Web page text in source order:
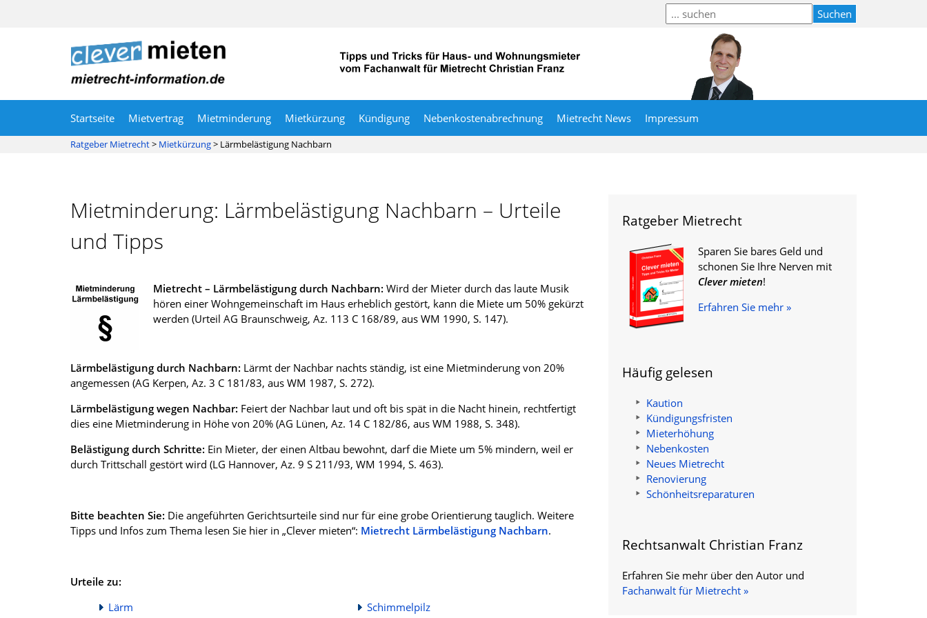
Startseite Mietvertrag Mietminderung Mietkürzung Kündigung Nebenkostenabrechnung Mietrecht News Impressum
Ratgeber Mietrecht> Mietkürzung> Lärmbelästigung Nachbarn
Mietminderung: Lärmbelästigung Nachbarn – Urteile
und Tipps
Mietrecht – Lärmbelästigung durch Nachbarn: Wird der Mieter durch das laute Musik
hören einer Wohngemeinschaft im Haus erheblich gestört, kann die Miete um 50% gekürzt
werden (Urteil AG Braunschweig, Az. 113 C 168/89, aus WM 1990, S. 147).
Lärmbelästigung durch Nachbarn: Lärmt der Nachbar nachts ständig, ist eine Mietminderung von 20%
angemessen (AG Kerpen, Az. 3 C 181/83, aus WM 1987, S. 272).
Lärmbelästigung wegen Nachbar: Feiert der Nachbar laut und oft bis spät in die Nacht hinein, rechtfertigt
dies eine Mietminderung in Höhe von 20% (AG Lünen, Az. 14 C 182/86, aus WM 1988, S. 348).
Belästigung durch Schritte: Ein Mieter, der einen Altbau bewohnt, darf die Miete um 5% mindern, weil er
durch Trittschall gestört wird (LG Hannover, Az. 9 S 211/93, WM 1994, S. 463).
Bitte beachten Sie: Die angeführten Gerichtsurteile sind nur für eine grobe Orientierung tauglich. Weitere
Tipps und Infos zum Thema lesen Sie hier in „Clever mieten“: Mietrecht Lärmbelästigung Nachbarn.
Urteile zu:
Lärm
Schimmelpilz
Ratgeber Mietrecht
Sparen Sie bares Geld und
schonen Sie Ihre Nerven mit
Clever mieten!
Erfahren Sie mehr »
Häufig gelesen
Kaution
Kündigungsfristen
Mieterhöhung
Nebenkosten
Neues Mietrecht
Renovierung
Schönheitsreparaturen
Rechtsanwalt Christian Franz
Erfahren Sie mehr über den Autor und
Fachanwalt für Mietrecht »